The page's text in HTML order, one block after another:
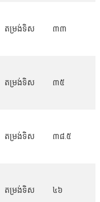
តម្រង់ទិស ៣៣
តម្រង់ទិស ៣៥
តម្រង់ទិស ៣៨.៥
តម្រង់ទិស ៤៦